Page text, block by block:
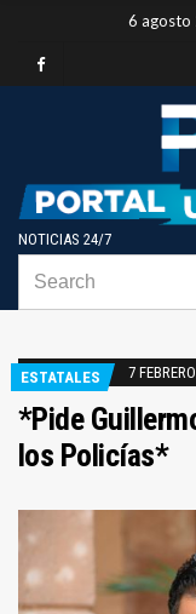
6 agosto
NOTICIAS 24/7
ESTATALES 7
*Pide
los Policías*